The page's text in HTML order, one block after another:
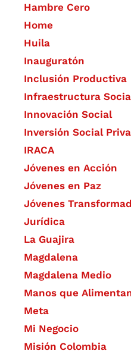
Hambre Cero
Home
Huila
Inauguratón
Inclusión Productiva
Infraestructura
​Innovación Social
Inversión Social
IRACA
Jóvenes en Acción
Jóvenes en Paz
Jóvenes
Jurídica
La Guajira
Magdalena
Magdalena Medio
Manos que
Meta
Mi Negocio
Misión Colombia